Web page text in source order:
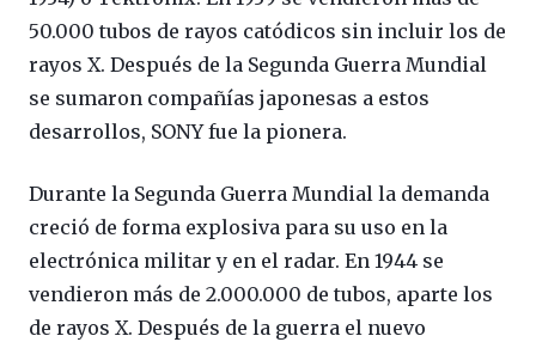
50.000 tubos de rayos catódicos sin incluir los de
rayos X. Después de la Segunda Guerra Mundial
se sumaron compañías japonesas a estos
desarrollos, SONY fue la pionera.
Durante la Segunda Guerra Mundial la demanda
creció de forma explosiva para su uso en la
electrónica militar y en el radar. En 1944 se
vendieron más de 2.000.000 de tubos, aparte los
de rayos X. Después de la guerra el nuevo